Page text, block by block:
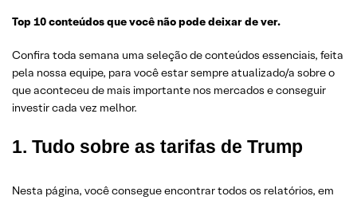
Top 10 conteúdos que você não pode deixar de ver.
Confira toda semana uma seleção de conteúdos essenciais, feita
pela nossa equipe, para você estar sempre atualizado/a sobre o
que aconteceu de mais importante nos mercados e conseguir
investir cada vez melhor.
1. Tudo sobre as tarifas de Trump
Nesta página, você consegue encontrar todos os relatórios, em